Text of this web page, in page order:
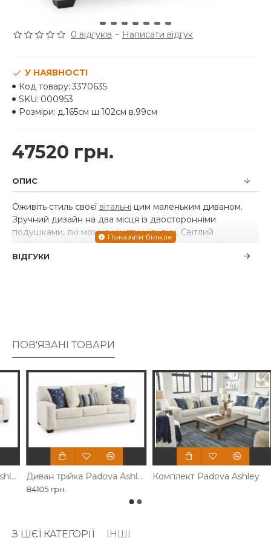
0 відгуків - Написати відгук
47520 грн.
У НАЯВНОСТІ
Код товару: 3370635
SKU: 000953
Розміри: д.165см ш.102см в.99см
ОПИС
Оживіть стиль своєї вітальні цим маленьким диваном.
Зручний дизайн на два місця із двосторонніми
подушками, які можна міняти місцями. Світлий
нейтральний колір підкреслює просту сучасну форму,
роблячи цей диван ідеальним у перехідному стилі.
ВІДГУКИ
ПОВ'ЯЗАНІ ТОВАРИ
Ashley Диван трійка Padova Ashley розкладний
84105 грн.
Комплект Padova Ashley
З ЦІЄЇ КАТЕГОРІЇ ІНШІ